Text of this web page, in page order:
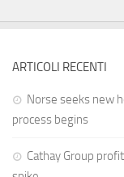
ARTICOLI RECENTI
Norse seeks new
process begins
Cathay Group